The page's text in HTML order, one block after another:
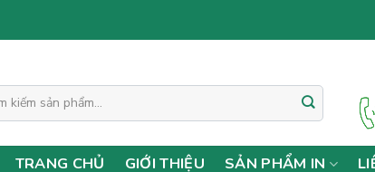
TRANG CHỦ GIỚI THIỆU SẢN PHẨM IN